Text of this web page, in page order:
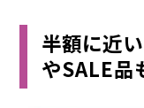
半額に近
やSALE品